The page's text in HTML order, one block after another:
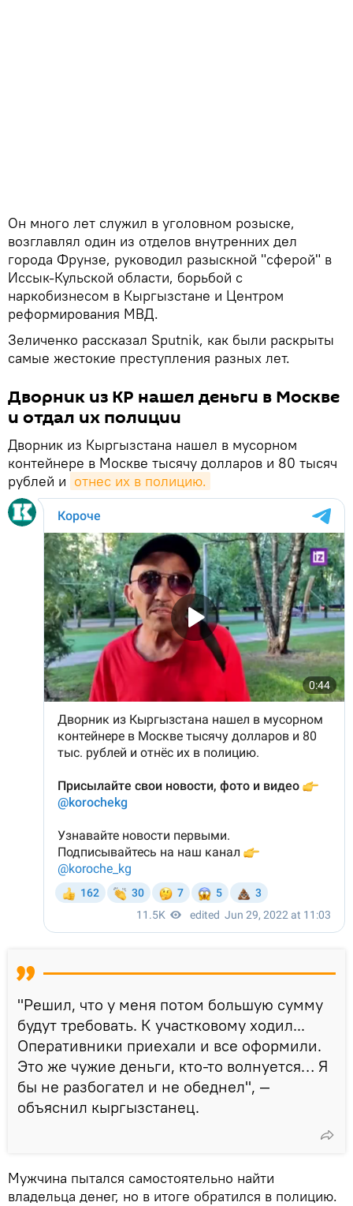
Он много лет служил в уголовном розыске,
возглавлял один из отделов внутренних дел
города Фрунзе, руководил разыскной "сферой" в
Иссык-Кульской области, борьбой с
наркобизнесом в Кыргызстане и Центром
реформирования МВД.
Зеличенко рассказал Sputnik, как были раскрыты
самые жестокие преступления разных лет.
Дворник из КР нашел деньги в Москве
и отдал их полиции
Дворник из Кыргызстана нашел в мусорном
контейнере в Москве тысячу долларов и 80 тысяч
рублей и отнес их в полицию.
"Решил, что у меня потом большую сумму
будут требовать. К участковому ходил...
Оперативники приехали и все оформили.
Это же чужие деньги, кто-то волнуется… Я
бы не разбогател и не обеднел", —
объяснил кыргызстанец.
Мужчина пытался самостоятельно найти
владельца денег, но в итоге обратился в полицию.